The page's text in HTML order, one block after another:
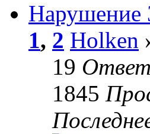
Нарушение
1, 2 Holken
19
1845